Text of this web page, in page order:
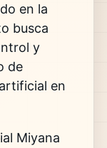
en la
busca
y
de
en
Miyana